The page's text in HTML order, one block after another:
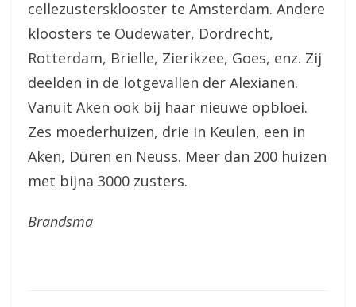
cellezustersklooster te Amsterdam. Andere
kloosters te Oudewater, Dordrecht,
Rotterdam, Brielle, Zierikzee, Goes, enz. Zij
deelden in de lotgevallen der Alexianen.
Vanuit Aken ook bij haar nieuwe opbloei.
Zes moederhuizen, drie in Keulen, een in
Aken, Düren en Neuss. Meer dan 200 huizen
met bijna 3000 zusters.
Brandsma